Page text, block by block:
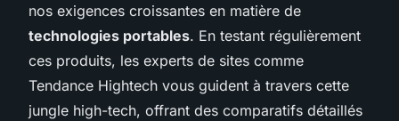
nos exigences croissantes en matière de
technologies portables. En testant régulièrement
ces produits, les experts de sites comme
Tendance Hightech vous guident à travers cette
jungle high-tech, offrant des comparatifs détaillés